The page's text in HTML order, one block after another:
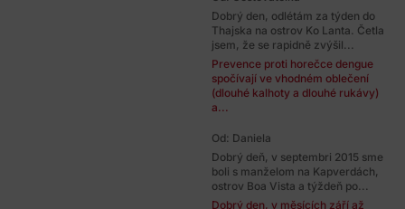
Dobrý den, odlétám za týden do
Thajska na ostrov Ko Lanta. Četla
jsem, že se rapidně zvýšil...
Prevence proti horečce dengue
spočívají ve vhodném oblečení
(dlouhé kalhoty a dlouhé rukávy)
a...
Od: Daniela
Dobrý deň, v septembri 2015 sme
boli s manželom na Kapverdách,
ostrov Boa Vista a týždeň po...
Dobrý den, v měsících září až